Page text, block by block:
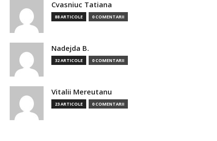
Cvasniuc Tatiana
88 ARTICOLE 0 COMENTARII
Nadejda B.
32 ARTICOLE 0 COMENTARII
Vitalii Mereutanu
23 ARTICOLE 0 COMENTARII